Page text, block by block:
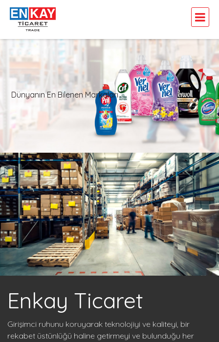
Dünyanın En Bilenen Markaları
Enkay Ticaret
Girişimci ruhunu koruyarak teknolojiyi ve kaliteyi, bir
rekabet üstünlüğü haline getirmeyi ve bulunduğu her